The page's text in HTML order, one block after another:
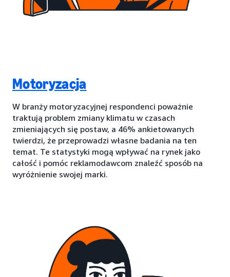
Motoryzacja
W branży motoryzacyjnej respondenci poważnie
traktują problem zmiany klimatu w czasach
zmieniających się postaw, a 46% ankietowanych
twierdzi, że przeprowadzi własne badania na ten
temat. Te statystyki mogą wpływać na rynek jako
całość i pomóc reklamodawcom znaleźć sposób na
wyróżnienie swojej marki.